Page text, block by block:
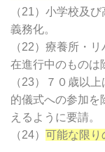
（21）小学校及
義務化。
（22）療養所・
在進行中のものは
（23）７０歳以
的儀式への参加を
えるように要請。
（24） 可能な限り